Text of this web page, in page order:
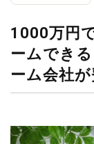
1000万円
ームでき
ーム会社